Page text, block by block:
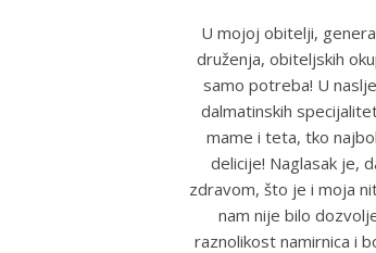
U mojoj obitelji,
druženja, obiteljskih
samo potreba! U
dalmatinskih
mame i teta, tko
delicije! Naglasak je,
zdravom, što je i moja
nam nije bilo
raznolikost namirnica i